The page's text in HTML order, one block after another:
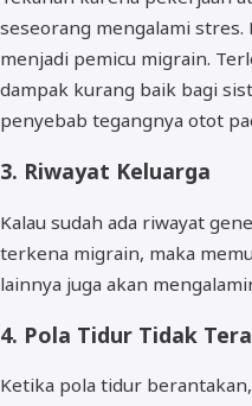
seseorang mengalami stres.
menjadi pemicu migrain.
dampak kurang baik bagi
penyebab tegangnya otot
3. Riwayat Keluarga
Kalau sudah ada riwayat
terkena migrain, maka
lainnya juga akan
4. Pola Tidur Tidak
Ketika pola tidur